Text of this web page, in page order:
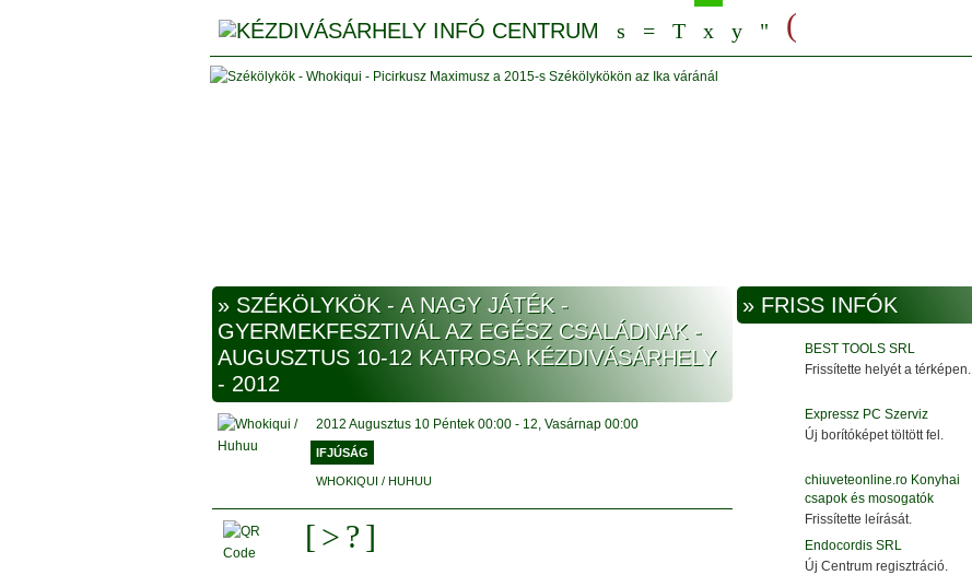
» SZÉKÖLYKÖK - A NAGY JÁTÉK -
GYERMEKFESZTIVÁL AZ EGÉSZ CSALÁDNAK -
AUGUSZTUS 10-12 KATROSA KÉZDIVÁSÁRHELY
- 2012
2012 Augusztus 10 Péntek 00:00 - 12, Vasárnap 00:00
IFJÚSÁG
WHOKIQUI / HUHUU
» FRISS INFÓK
BEST TOOLS SRL
Frissítette helyét a térképen.
Expressz PC Szerviz
Új borítóképet töltött fel.
chiuveteonline.ro Konyhai
csapok és mosogatók
Frissítette leírását.
Endocordis SRL
Új Centrum regisztráció.